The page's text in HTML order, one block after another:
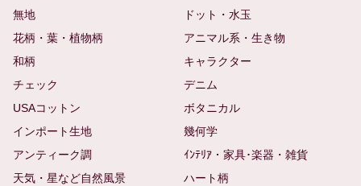
無地
ドット・水玉
花柄・葉・植物柄
アニマル系・生き物
和柄
キャラクター
チェック
デニム
USAコットン
ボタニカル
インポート生地
幾何学
アンティーク調
ｲﾝﾃﾘｱ・家具･楽器・雑貨
天気・星など自然風景
ハート柄